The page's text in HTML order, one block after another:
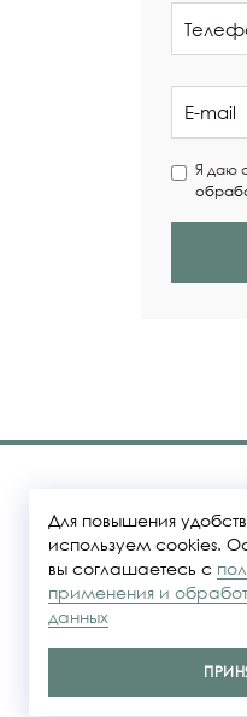
Я даю
Политика
являются
Для повышения
используем cookies.
вы соглашаетесь с
применения и
данных